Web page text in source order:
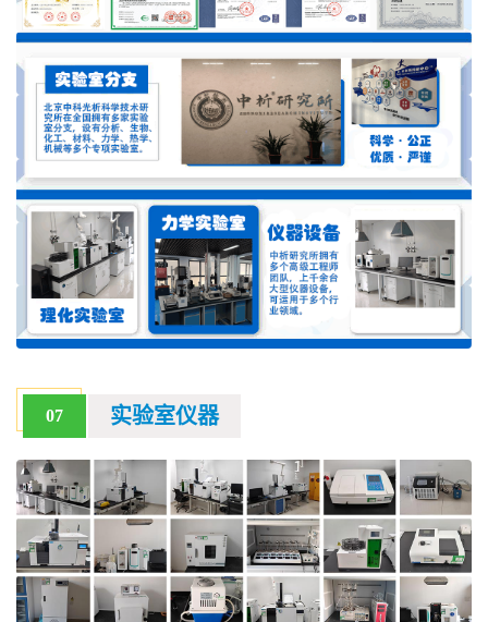
07 实验室仪器